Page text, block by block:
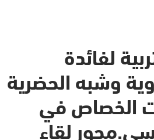
لفائدة
وشبه الحضرية
الخصاص في
لقاء